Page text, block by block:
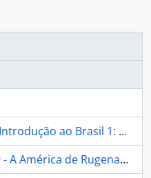
Brasil 1: um banquete no trópico.
de Rugenas: obras e documentos.